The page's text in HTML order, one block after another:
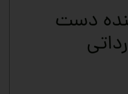
دست